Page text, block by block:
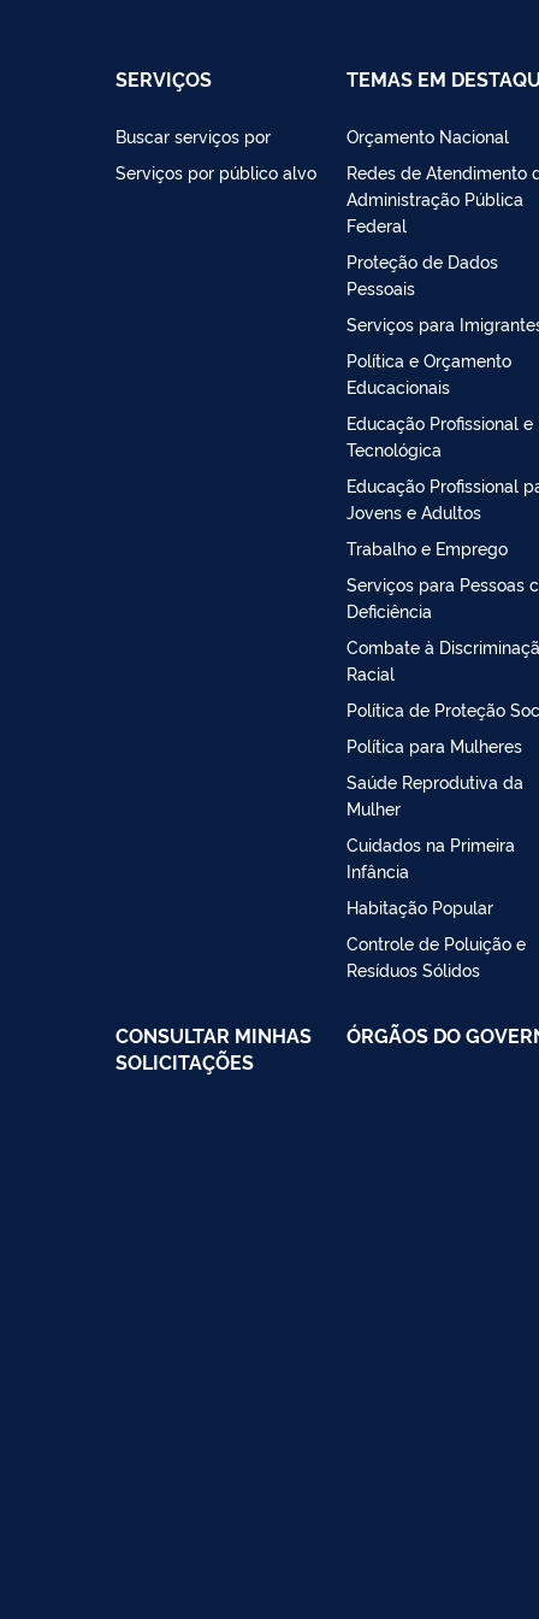
SERVIÇOS
Buscar serviços por
Serviços por público alvo
TEMAS EM
Orçamento Nacional
Redes de Atendimento
Administração Pública
Federal
Proteção de Dados
Pessoais
Serviços para
Política e Orçamento
Educacionais
Educação Profissional e
Tecnológica
Educação Profissional
Jovens e Adultos
Trabalho e Emprego
Serviços para Pessoas
Deficiência
Combate à
Racial
Política de Proteção
Política para Mulheres
Saúde Reprodutiva da
Mulher
Cuidados na Primeira
Infância
Habitação Popular
Controle de Poluição e
Resíduos Sólidos
CONSULTAR MINHAS
SOLICITAÇÕES
ÓRGÃOS DO